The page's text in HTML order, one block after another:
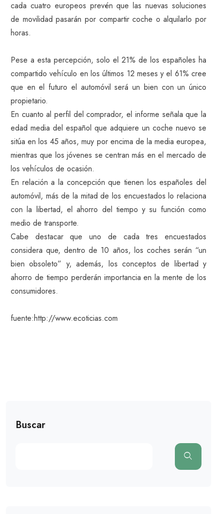
cada cuatro europeos prevén que las nuevas soluciones
de movilidad pasarán por compartir coche o alquilarlo por
horas.
Pese a esta percepción, solo el 21% de los españoles ha
compartido vehículo en los últimos 12 meses y el 61% cree
que en el futuro el automóvil será un bien con un único
propietario.
En cuanto al perfil del comprador, el informe señala que la
edad media del español que adquiere un coche nuevo se
sitúa en los 45 años, muy por encima de la media europea,
mientras que los jóvenes se centran más en el mercado de
los vehículos de ocasión.
En relación a la concepción que tienen los españoles del
automóvil, más de la mitad de los encuestados lo relaciona
con la libertad, el ahorro del tiempo y su función como
medio de transporte.
Cabe destacar que uno de cada tres encuestados
considera que, dentro de 10 años, los coches serán “un
bien obsoleto” y, además, los conceptos de libertad y
ahorro de tiempo perderán importancia en la mente de los
consumidores.
fuente:http://www.ecoticias.com
Buscar